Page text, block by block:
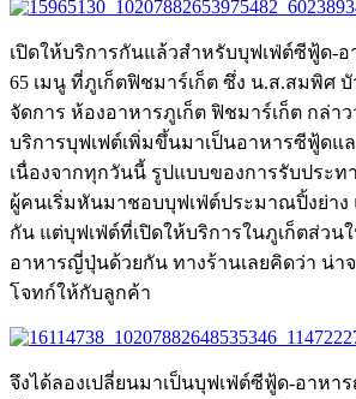
เปิดให้บริการกันแล้วสำหรับบุฟเฟ่ต์ซีฟู้ด-
65 เมนู ที่ภูเก็ตฟิชมาร์เก็ต ซึ่ง น.ส.สมพิศ
จัดการ ห้องอาหารภูเก็ต ฟิชมาร์เก็ต กล่า
บริการบุฟเฟต์เพิ่มขึ้นมาเป็นอาหารซีฟู้ด
เนื่องจากทุกวันนี้ รูปแบบของการรับประท
ผู้คนเริ่มหันมาชอบบุฟเฟ่ต์ประมาณปิ้งย่า
กัน แต่บุฟเฟ่ต์ที่เปิดให้บริการในภูเก็ตส่ว
อาหารญี่ปุ่นด้วยกัน ทางร้านเลยคิดว่า น่า
โจทก์ให้กับลูกค้า
จึงได้ลองเปลี่ยนมาเป็นบุฟเฟ่ต์ซีฟู้ด-อาหา